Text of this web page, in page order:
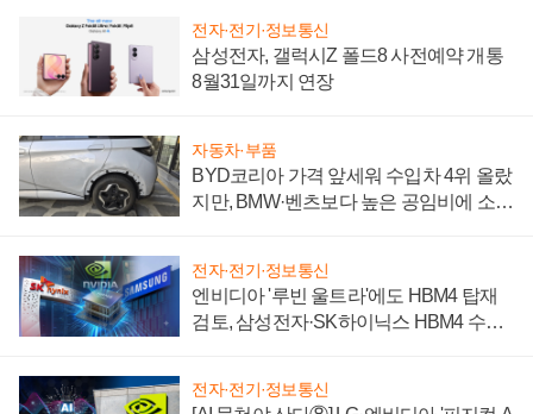
전자·전기·정보통신
삼성전자, 갤럭시Z 폴드8 사전예약 개통
8월31일까지 연장
자동차·부품
BYD코리아 가격 앞세워 수입차 4위 올랐
지만, BMW·벤츠보다 높은 공임비에 소비
전자·전기·정보통신
엔비디아 '루빈 울트라'에도 HBM4 탑재
검토, 삼성전자·SK하이닉스 HBM4 수율
전자·전기·정보통신